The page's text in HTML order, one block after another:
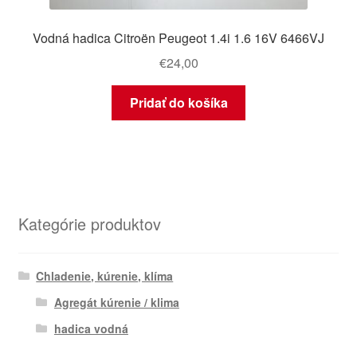
Vodná hadica Citroën Peugeot 1.4i 1.6 16V 6466VJ
€24,00
Pridať do košíka
Kategórie produktov
Chladenie, kúrenie, klíma
Agregát kúrenie / klima
hadica vodná